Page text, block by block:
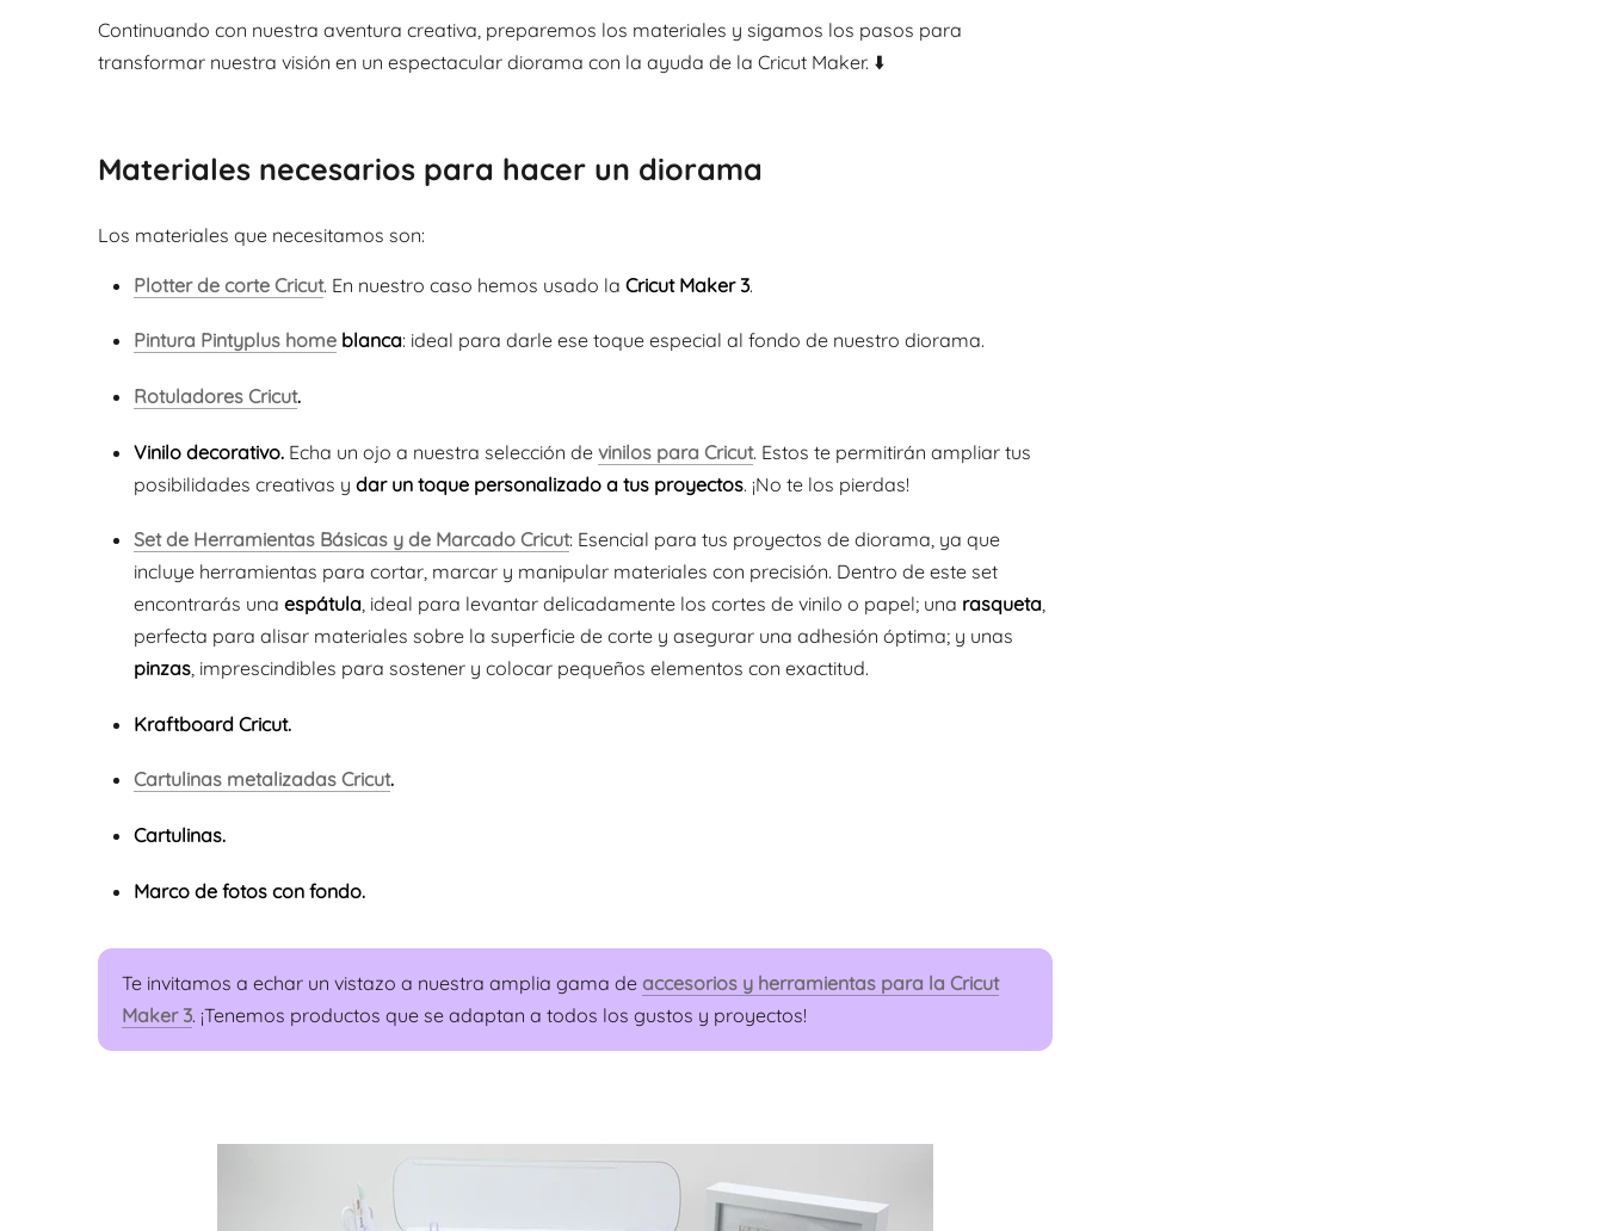
Continuando con nuestra aventura creativa, preparemos los materiales y sigamos los pasos para
transformar nuestra visión en un espectacular diorama con la ayuda de la Cricut Maker. ⬇️
Materiales necesarios para hacer un diorama
Los materiales que necesitamos son:
Plotter de corte Cricut. En nuestro caso hemos usado la Cricut Maker 3.
Pintura Pintyplus home blanca: ideal para darle ese toque especial al fondo de nuestro diorama.
Rotuladores Cricut.
Vinilo decorativo. Echa un ojo a nuestra selección de vinilos para Cricut. Estos te permitirán ampliar tus
posibilidades creativas y dar un toque personalizado a tus proyectos. ¡No te los pierdas!
Set de Herramientas Básicas y de Marcado Cricut: Esencial para tus proyectos de diorama, ya que
incluye herramientas para cortar, marcar y manipular materiales con precisión. Dentro de este set
encontrarás una espátula, ideal para levantar delicadamente los cortes de vinilo o papel; una rasqueta,
perfecta para alisar materiales sobre la superficie de corte y asegurar una adhesión óptima; y unas
pinzas, imprescindibles para sostener y colocar pequeños elementos con exactitud.
Kraftboard Cricut.
Cartulinas metalizadas Cricut.
Cartulinas.
Marco de fotos con fondo.
Te invitamos a echar un vistazo a nuestra amplia gama de accesorios y herramientas para la Cricut
Maker 3. ¡Tenemos productos que se adaptan a todos los gustos y proyectos!